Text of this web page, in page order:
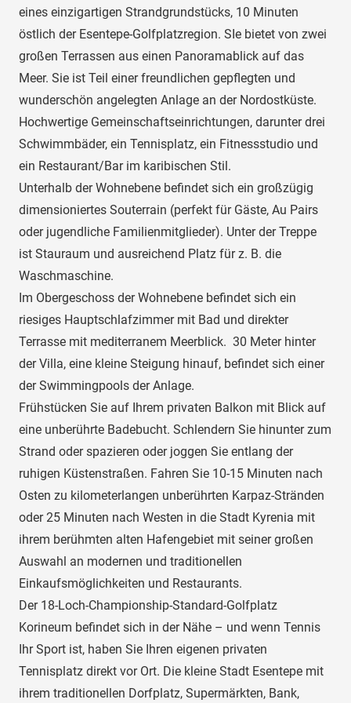
eines einzigartigen Strandgrundstücks, 10 Minuten
östlich der Esentepe-Golfplatzregion. SIe bietet von zwei
großen Terrassen aus einen Panoramablick auf das
Meer. Sie ist Teil einer freundlichen gepflegten und
wunderschön angelegten Anlage an der Nordostküste.
Hochwertige Gemeinschaftseinrichtungen, darunter drei
Schwimmbäder, ein Tennisplatz, ein Fitnessstudio und
ein Restaurant/Bar im karibischen Stil.
Unterhalb der Wohnebene befindet sich ein großzügig
dimensioniertes Souterrain (perfekt für Gäste, Au Pairs
oder jugendliche Familienmitglieder). Unter der Treppe
ist Stauraum und ausreichend Platz für z. B. die
Waschmaschine.
Im Obergeschoss der Wohnebene befindet sich ein
riesiges Hauptschlafzimmer mit Bad und direkter
Terrasse mit mediterranem Meerblick. 30 Meter hinter
der Villa, eine kleine Steigung hinauf, befindet sich einer
der Swimmingpools der Anlage.
Frühstücken Sie auf Ihrem privaten Balkon mit Blick auf
eine unberührte Badebucht. Schlendern Sie hinunter zum
Strand oder spazieren oder joggen Sie entlang der
ruhigen Küstenstraßen. Fahren Sie 10-15 Minuten nach
Osten zu kilometerlangen unberührten Karpaz-Stränden
oder 25 Minuten nach Westen in die Stadt Kyrenia mit
ihrem berühmten alten Hafengebiet mit seiner großen
Auswahl an modernen und traditionellen
Einkaufsmöglichkeiten und Restaurants.
Der 18-Loch-Championship-Standard-Golfplatz
Korineum befindet sich in der Nähe – und wenn Tennis
Ihr Sport ist, haben Sie Ihren eigenen privaten
Tennisplatz direkt vor Ort. Die kleine Stadt Esentepe mit
ihrem traditionellen Dorfplatz, Supermärkten, Bank,